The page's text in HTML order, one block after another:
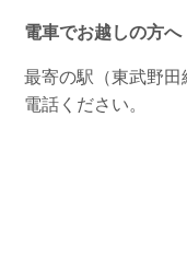
電車でお越しの方へ
最寄の駅（東武野
電話ください。